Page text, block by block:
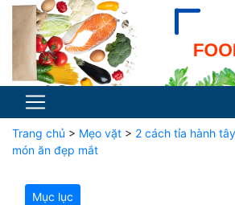
Trang chủ > Mẹo vặt > 2 cách tỉa hành
món ăn đẹp mắt
Mục lục